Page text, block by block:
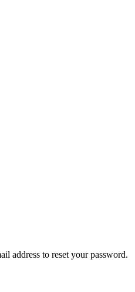
address to reset your password.